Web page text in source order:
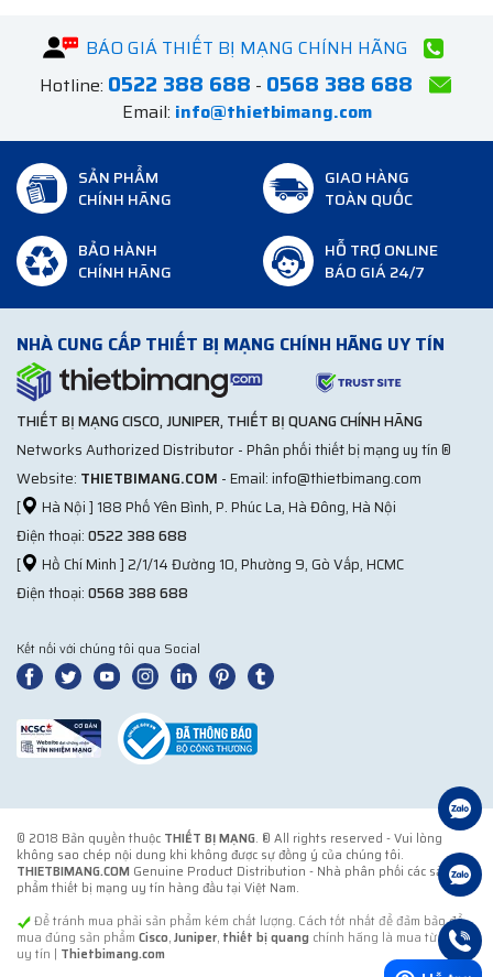
BÁO GIÁ THIẾT BỊ MẠNG CHÍNH HÃNG
Hotline: 0522 388 688 - 0568 388 688
Email: info@thietbimang.com
SẢN PHẨM
CHÍNH HÃNG
GIAO HÀNG
TOÀN QUỐC
BẢO HÀNH
CHÍNH HÃNG
HỖ TRỢ ONLINE
BÁO GIÁ 24/7
NHÀ CUNG CẤP THIẾT BỊ MẠNG CHÍNH HÃNG UY TÍN
THIẾT BỊ MẠNG CISCO, JUNIPER, THIẾT BỊ QUANG CHÍNH HÃNG
Networks Authorized Distributor - Phân phối thiết bị mạng uy tín ®
Website: THIETBIMANG.COM - Email: info@thietbimang.com
[
Hà Nội ] 188 Phố Yên Bình, P. Phúc La, Hà Đông, Hà Nội
Điện thoại:0522 388 688
[
Hồ Chí Minh ] 2/1/14 Đường 10, Phường 9, Gò Vấp, HCMC
Điện thoại:0568 388 688
Kết nối với chúng tôi qua Social
© 2018 Bản quyền thuộc THIẾT BỊ MẠNG. ® All rights reserved - Vui lòng
không sao chép nội dung khi không được sự đồng ý của chúng tôi.
THIETBIMANG.COM Genuine Product Distribution - Nhà phân phối các sản
phẩm thiết bị mạng uy tín hàng đầu tại Việt Nam.
Để tránh mua phải sản phẩm kém chất lượng. Cách tốt nhất để đảm bảo để
mua đúng sản phẩm Cisco,Juniper, thiết bị quang chính hãng là mua từ đơn vị
uy tín | Thietbimang.com